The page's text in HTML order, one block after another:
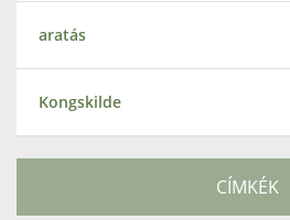
aratás
Kongskilde
CÍMKÉK